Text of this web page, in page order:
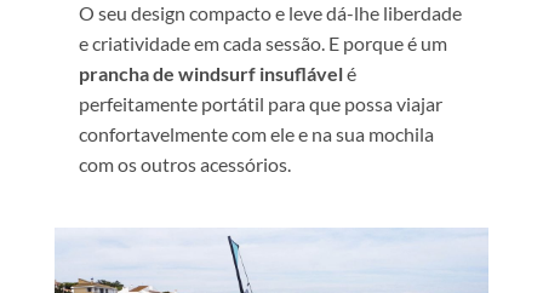
O seu design compacto e leve dá-lhe liberdade
e criatividade em cada sessão. E porque é um
prancha de windsurf insuflávelé
perfeitamente portátil para que possa viajar
confortavelmente com ele e na sua mochila
com os outros acessórios.